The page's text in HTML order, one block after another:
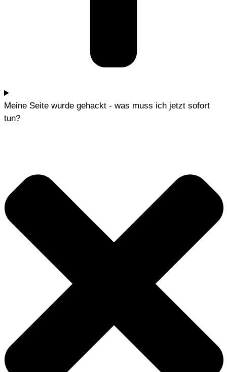
Meine Seite wurde gehackt - was muss ich jetzt sofort
tun?